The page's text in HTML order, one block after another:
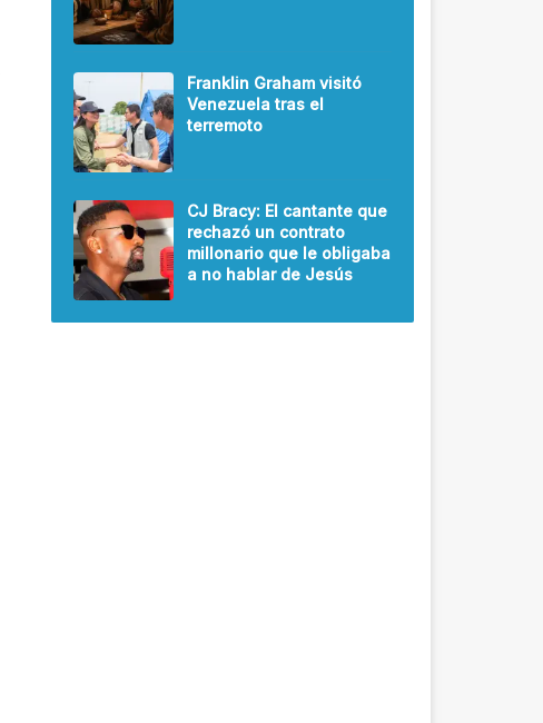
Franklin Graham visitó
Venezuela tras el
terremoto
CJ Bracy: El cantante que
rechazó un contrato
millonario que le obligaba
a no hablar de Jesús